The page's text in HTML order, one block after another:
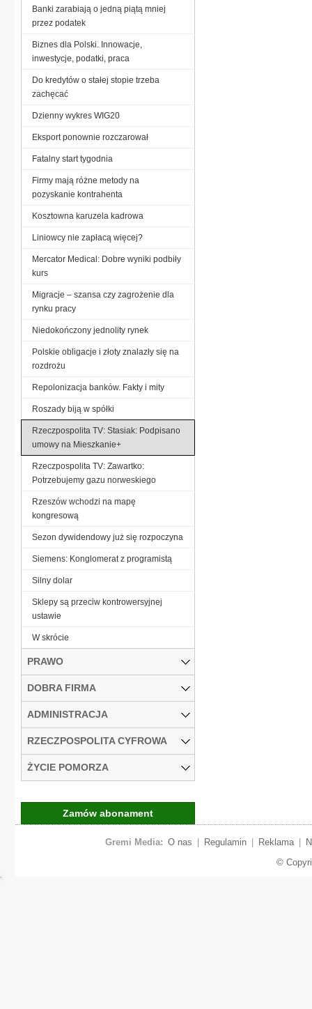
Banki zarabiają o jedną piątą mniej
przez podatek
Biznes dla Polski. Innowacje,
inwestycje, podatki, praca
Do kredytów o stałej stopie trzeba
zachęcać
Dzienny wykres WIG20
Eksport ponownie rozczarował
Fatalny start tygodnia
Firmy mają różne metody na
pozyskanie kontrahenta
Kosztowna karuzela kadrowa
Liniowcy nie zapłacą więcej?
Mercator Medical: Dobre wyniki podbiły
kurs
Migracje – szansa czy zagrożenie dla
rynku pracy
Niedokończony jednolity rynek
Polskie obligacje i złoty znalazły się na
rozdrożu
Repolonizacja banków. Fakty i mity
Roszady biją w spółki
Rzeczpospolita TV: Stasiak: Podpisano
umowy na Mieszkanie+
Rzeczpospolita TV: Zawartko:
Potrzebujemy gazu norweskiego
Rzeszów wchodzi na mapę
kongresową
Sezon dywidendowy już się rozpoczyna
Siemens: Konglomerat z programistą
Silny dolar
Sklepy są przeciw kontrowersyjnej
ustawie
W skrócie
PRAWO
DOBRA FIRMA
ADMINISTRACJA
RZECZPOSPOLITA CYFROWA
ŻYCIE POMORZA
Zamów abonament
Gremi Media: O nas Regulamin Reklama
©